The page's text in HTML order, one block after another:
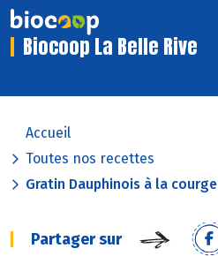
Biocoop La Belle Rive
Accueil
Toutes nos recettes
Gratin Dauphinois à la courge
Partager sur